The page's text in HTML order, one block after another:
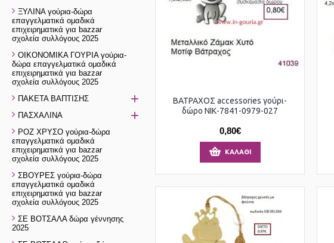
ΞΥΛΙΝΑ γούρια-δώρα
επαγγελματικά ομαδικά
επιχειρηματικά για bazzar
σχολεία συλλόγους 2025
ΟΙΚΟΝΟΜΙΚΑ ΓΟΥΡΙΑ γούρια-
δώρα επαγγελματικά ομαδικά
επιχειρηματικά για bazzar
σχολεία συλλόγους 2025
ΠΑΚΕΤΑ ΒΑΠΤΙΣΗΣ
+
ΠΑΣΧΑΛΙΝΑ +
ΡΟΖ ΧΡΥΣΟ γούρια-δώρα
επαγγελματικά ομαδικά
επιχειρηματικά για bazzar
σχολεία συλλόγους 2025
ΣΒΟΥΡΕΣ γούρια-δώρα
επαγγελματικά ομαδικά
επιχειρηματικά για bazzar
σχολεία συλλόγους 2025
ΣΕ ΒΟΤΣΑΛΑ δώρα γέννησης
2025
ΒΑΤΡΑΧΟΣ accessories γούρι-
δώρο ΝΙΚ-7841-0979-027
0,80€
ΚΑΛΆΘΙ